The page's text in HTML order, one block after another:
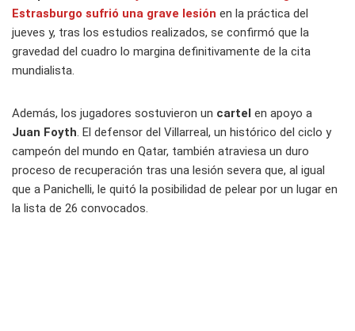
Estrasburgo sufrió una grave lesión en la práctica del
jueves y, tras los estudios realizados, se confirmó que la
gravedad del cuadro lo margina definitivamente de la cita
mundialista.
Además, los jugadores sostuvieron un cartel en apoyo a
Juan Foyth . El defensor del Villarreal, un histórico del ciclo y
campeón del mundo en Qatar, también atraviesa un duro
proceso de recuperación tras una lesión severa que, al igual
que a Panichelli, le quitó la posibilidad de pelear por un lugar en
la lista de 26 convocados.